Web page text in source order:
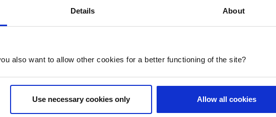
Details About
also want to allow other cookies for a better functioning of the site?
Use necessary cookies only Allow all cookies